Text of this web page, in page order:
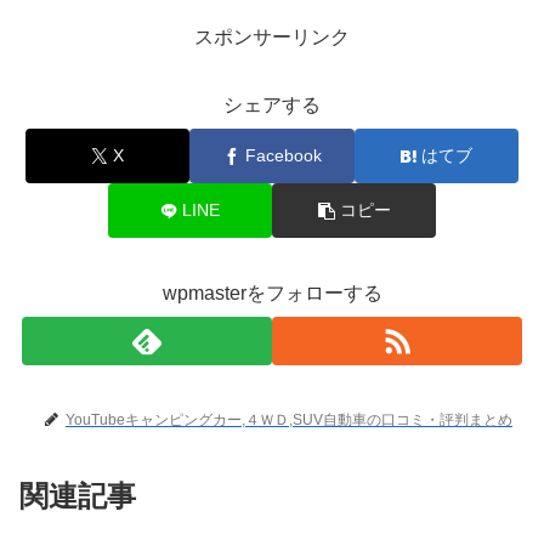
スポンサーリンク
シェアする
X Facebook はてブ
LINE コピー
wpmasterをフォローする
YouTubeキャンピングカー,４ＷＤ,SUV自動車の口コミ・評判まとめ
関連記事